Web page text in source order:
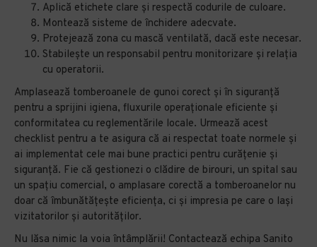
Aplică etichete clare și respectă codurile de culoare.
Montează sisteme de închidere adecvate.
Protejează zona cu mască ventilată, dacă este necesar.
Stabilește un responsabil pentru monitorizare și relația
cu operatorii.
Amplasează tomberoanele de gunoi corect și în siguranță
pentru a sprijini igiena, fluxurile operaționale eficiente și
conformitatea cu reglementările locale. Urmează acest
checklist pentru a te asigura că ai respectat toate normele și
ai implementat cele mai bune practici pentru curățenie și
siguranță. Fie că gestionezi o clădire de birouri, un spital sau
un spațiu comercial, o amplasare corectă a tomberoanelor nu
doar că îmbunătățește eficiența, ci și impresia pe care o lași
vizitatorilor și autorităților.
Nu lăsa nimic la voia întâmplării! Contactează echipa Sanito